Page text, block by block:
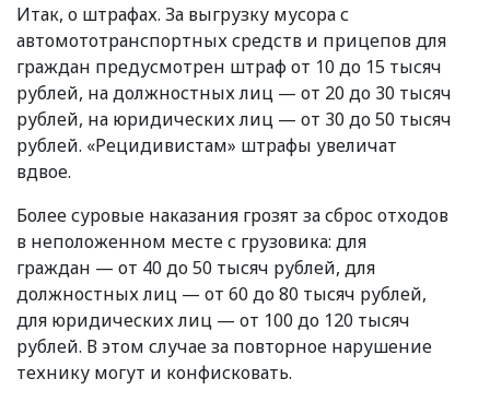
Итак, о штрафах. За выгрузку мусора с
автомототранспортных средств и прицепов для
граждан предусмотрен штраф от 10 до 15 тысяч
рублей, на должностных лиц — от 20 до 30 тысяч
рублей, на юридических лиц — от 30 до 50 тысяч
рублей. «Рецидивистам» штрафы увеличат
вдвое.
Более суровые наказания грозят за сброс отходов
в неположенном месте с грузовика: для
граждан — от 40 до 50 тысяч рублей, для
должностных лиц — от 60 до 80 тысяч рублей,
для юридических лиц — от 100 до 120 тысяч
рублей. В этом случае за повторное нарушение
технику могут и конфисковать.